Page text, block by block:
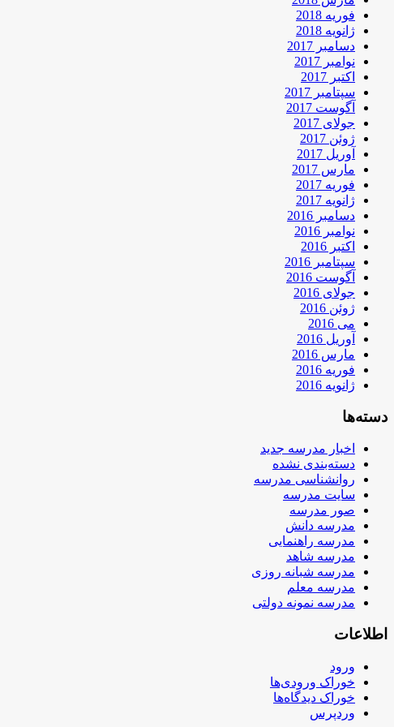
فوریه 2018
ژانویه 2018
دسامبر 2017
نوامبر 2017
اکتبر 2017
سپتامبر 2017
آگوست 2017
جولای 2017
ژوئن 2017
آوریل 2017
مارس 2017
فوریه 2017
ژانویه 2017
دسامبر 2016
نوامبر 2016
اکتبر 2016
سپتامبر 2016
آگوست 2016
جولای 2016
ژوئن 2016
می 2016
آوریل 2016
مارس 2016
فوریه 2016
ژانویه 2016
دسته‌ها
اخبار مدرسه جدید
دسته‌بندی نشده
روانشناسی مدرسه
سایت مدرسه
صور مدرسه
مدرسه دانش
مدرسه راهنمایی
مدرسه شاهد
مدرسه شبانه روزی
مدرسه معلم
مدرسه نمونه دولتی
اطلاعات
ورود
خوراک ورودی‌ها
خوراک دیدگاه‌ها
وردپرس